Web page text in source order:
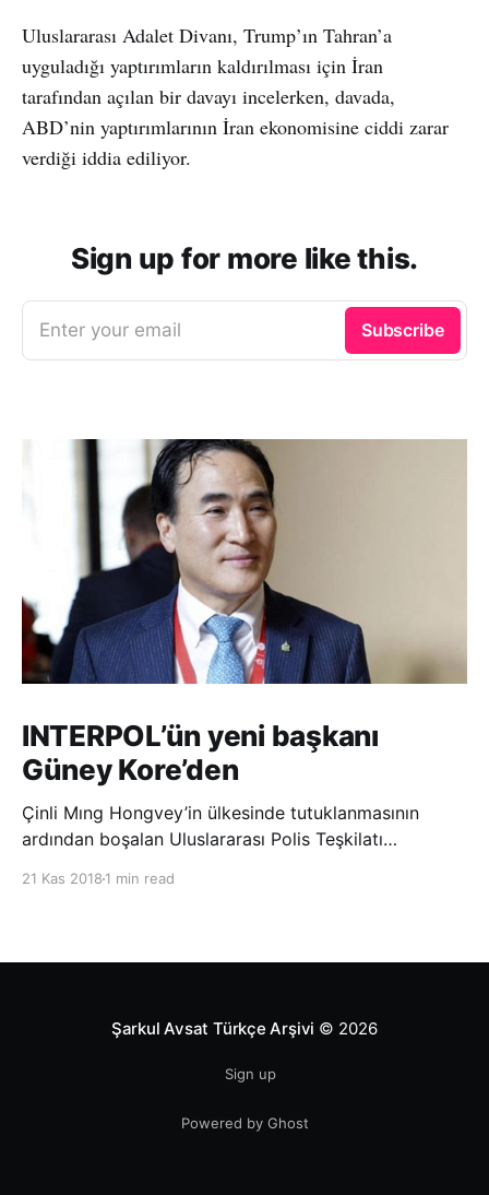
Uluslararası Adalet Divanı, Trump’ın Tahran’a
uyguladığı yaptırımların kaldırılması için İran
tarafından açılan bir davayı incelerken, davada,
ABD’nin yaptırımlarının İran ekonomisine ciddi zarar
verdiği iddia ediliyor.
Sign up for more like this.
Enter your email Subscribe
INTERPOL’ün yeni başkanı
Güney Kore’den
Çinli Mıng Hongvey’in ülkesinde tutuklanmasının
ardından boşalan Uluslararası Polis Teşkilatı
21 Kas 2018 1 min read
Şarkul Avsat Türkçe Arşivi © 2026
Sign up
Powered by Ghost